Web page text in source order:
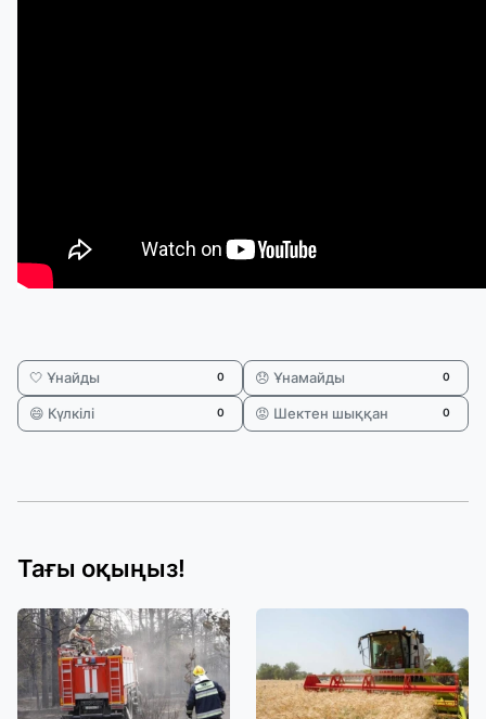
🤍 Ұнайды 0 😞 Ұнамайды 0
😄 Күлкілі 0 😡 Шектен шыққан 0
Тағы оқыңыз!